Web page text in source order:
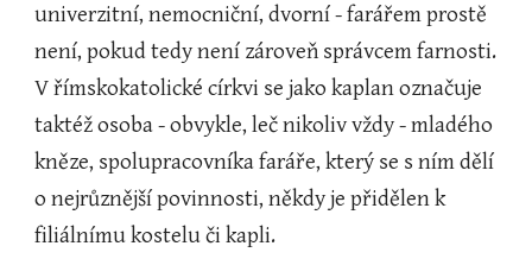
univerzitní, nemocniční, dvorní - farářem prostě
není, pokud tedy není zároveň správcem farnosti.
V římskokatolické církvi se jako kaplan označuje
taktéž osoba - obvykle, leč nikoliv vždy - mladého
kněze, spolupracovníka faráře, který se s ním dělí
o nejrůznější povinnosti, někdy je přidělen k
filiálnímu kostelu či kapli.